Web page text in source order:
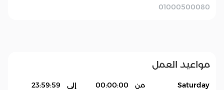
01000500080
مواعيد العمل
Saturday من 00:00:00 إلي
23:59:59